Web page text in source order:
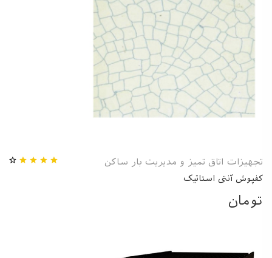
تجهیزات اتاق تمیز و مدیریت بار ساکن
کفپوش آنتی استاتیک
تومان